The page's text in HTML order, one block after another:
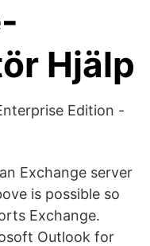
Hjälp
Edition -
Exchange server
is possible so
Exchange.
Outlook for